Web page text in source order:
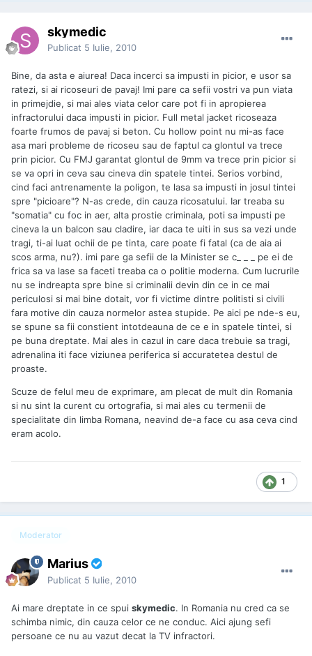
skymedic
Publicat 5 Iulie, 2010
Bine, da asta e aiurea! Daca incerci sa impusti in picior, e usor sa
ratezi, si ai ricoseuri de pavaj! Imi pare ca sefii vostri va pun viata
in primejdie, si mai ales viata celor care pot fi in apropierea
infractorului daca impusti in picior. Full metal jacket ricoseaza
foarte frumos de pavaj si beton. Cu hollow point nu mi-as face
asa mari probleme de ricoseu sau de faptul ca glontul va trece
prin picior. Cu FMJ garantat glontul de 9mm va trece prin picior si
se va opri in ceva sau cineva din spatele tintei. Serios vorbind,
cind faci antrenamente la poligon, te lasa sa impusti in josul tintei
spre "picioare"? N-as crede, din cauza ricosatului. Iar treaba su
"somatia" cu foc in aer, alta prostie criminala, poti sa impusti pe
cineva la un balcon sau cladire, iar daca te uiti in sus sa vezi unde
tragi, ti-ai luat ochii de pe tinta, care poate fi fatal (ca de aia ai
scos arma, nu?). imi pare ga sefii de la Minister se c_ _ _ pe ei de
frica sa va lase sa faceti treaba ca o politie moderna. Cum lucrurile
nu se indreapta spre bine si criminalii devin din ce in ce mai
periculosi si mai bine dotait, vor fi victime dintre politisti si civili
fara motive din cauza normelor astea stupide. Pe aici pe nde-s eu,
se spune sa fii constient intotdeauna de ce e in spatele tintei, si
pe buna dreptate. Mai ales in cazul in care daca trebuie sa tragi,
adrenalina iti face viziunea periferica si accuratetea destul de
proaste.
Scuze de felul meu de exprimare, am plecat de mult din Romania
si nu sint la curent cu ortografia, si mai ales cu termenii de
specialitate din limba Romana, neavind de-a face cu asa ceva cind
eram acolo.
1
Moderator
Marius
Publicat 5 Iulie, 2010
Ai mare dreptate in ce spui skymedic. In Romania nu cred ca se
schimba nimic, din cauza celor ce ne conduc. Aici ajung sefi
persoane ce nu au vazut decat la TV infractori.